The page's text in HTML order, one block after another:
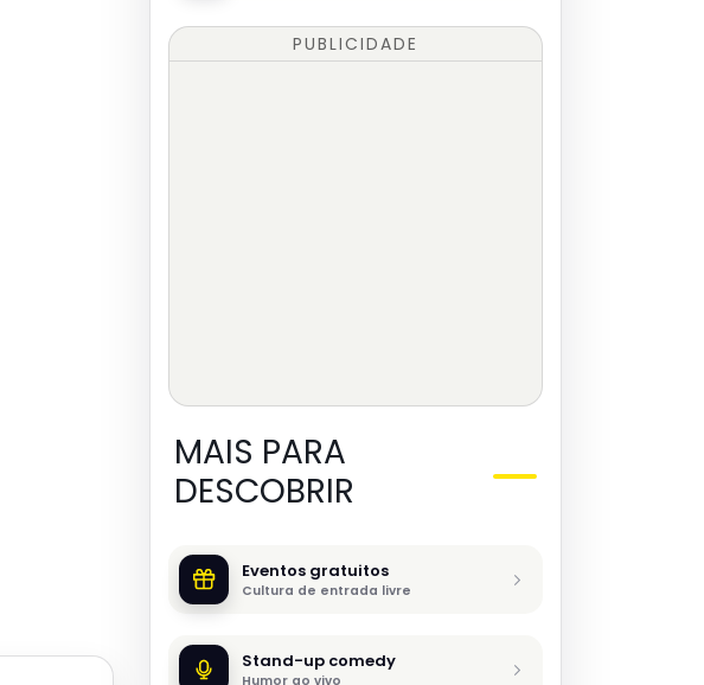
PUBLICIDADE
MAIS PARA
DESCOBRIR
Eventos gratuitos
Cultura de entrada livre
Stand-up comedy
Humor ao vivo